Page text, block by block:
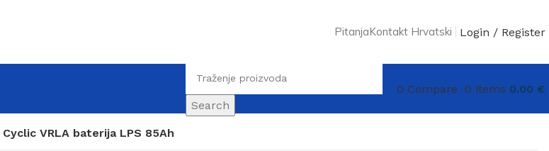
PitanjaKontakt Hrvatski Login / Register
Search
0 Compare 0 items 0.00 €
Cyclic VRLA baterija LPS 85Ah